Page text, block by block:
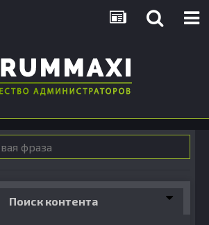
Поиск контента